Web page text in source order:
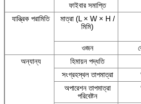
ফাইবার সমাপ্তি
যান্ত্রিক পরামিতি
মাত্রা (L × W × H /
মিমি)
ওজন
অন্যান্য
হিমায়ন পদ্ধতি
সংগ্রহস্থল তাপমাত্রা
অপারেশন তাপমাত্রা
পরিবেষ্টন